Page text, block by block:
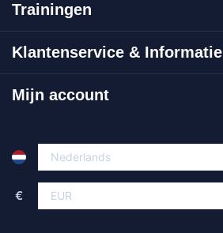
Trainingen
Klantenservice & Informatie
Mijn account
€